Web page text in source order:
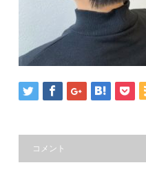
コメント